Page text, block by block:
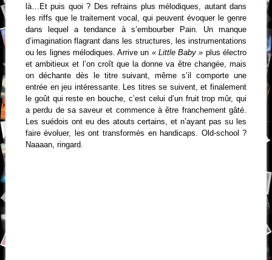
là…Et puis quoi ? Des refrains plus mélodiques, autant dans
les riffs que le traitement vocal, qui peuvent évoquer le genre
dans lequel a tendance à s’embourber Pain. Un manque
d’imagination flagrant dans les structures, les instrumentations
ou les lignes mélodiques. Arrive un « Little Baby » plus électro
et ambitieux et l’on croît que la donne va être changée, mais
on déchante dès le titre suivant, même s’il comporte une
entrée en jeu intéressante. Les titres se suivent, et finalement
le goût qui reste en bouche, c’est celui d’un fruit trop mûr, qui
a perdu de sa saveur et commence à être franchement gâté.
Les suédois ont eu des atouts certains, et n’ayant pas su les
faire évoluer, les ont transformés en handicaps. Old-school ?
Naaaan, ringard.